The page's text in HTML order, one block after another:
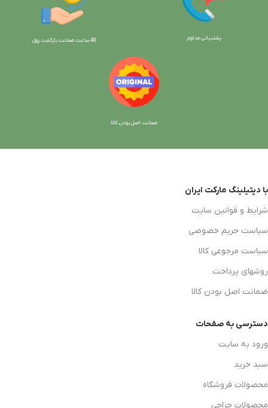
پشتیبانی مداوم 48 ساعت ضمانت بازگش ت پول
ضمانت اصل بودن کالا
با دیتیلینگ مارکت ایران
شرایط و قوانین سایت
سیاست حریم خصوصی
سیاست مرجوعی کالا
روشهای پرداخت
ضمانت اصل بودن کالا
دسترسی به صفحات
ورود به سایت
سبد خرید
محصولات فروشگاه
محصولات حراجی